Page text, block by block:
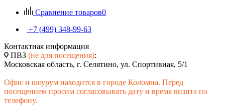
Сравнение товаров0
+7 (499) 348-99-63
Контактная информация
ПВЗ (не для посещения):
Московская область, г. Селятино, ул. Спортивная, 5/1
Офис и шоурум находится в городе Коломна. Перед
посещением просим согласовывать дату и время визита по
телефону.